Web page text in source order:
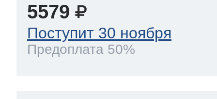
5579
Поступит 30 ноября
Предоплата 50%